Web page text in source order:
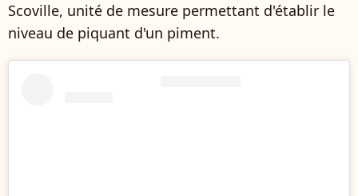
Scoville, unité de mesure permettant d'établir le
niveau de piquant d'un piment.